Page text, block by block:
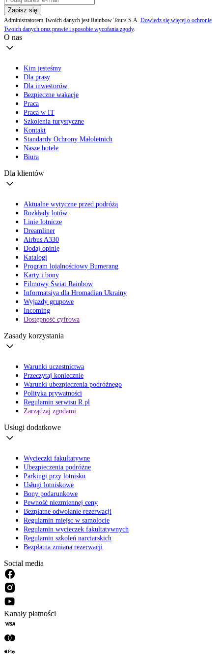
Zapisz się
Administratorem Twoich danych jest Rainbow Tours S.A. Dowiedz się więcej o ochronie
Twoich danych oraz prawie i sposobie wycofania zgody.
O nas
Kim jesteśmy
Dla prasy
Dla inwestorów
Bezpieczne wakacje
Praca
Praca w IT
Szkolenia turystyczne
Kontakt
Standardy Ochrony Małoletnich
Nasze hotele
Biura
Dla klientów
Aktualne wytyczne przed podróżą
Rozkłady lotów
Linie lotnicze
Dreamliner
Airbus A330
Dodaj opinię
Katalogi
Program lojalnościowy Bumerang
Karty i bony
Filmowy Świat Rainbow
Informatsiya dla Hromadian Ukrainy
Wyjazdy grupowe
Incoming
Dostępność cyfrowa
Zasady korzystania
Warunki uczestnictwa
Przeczytaj koniecznie
Warunki ubezpieczenia podróżnego
Polityka prywatności
Regulamin serwisu R.pl
Zarządzaj zgodami
Usługi dodatkowe
Wycieczki fakultatywne
Ubezpieczenia podróżne
Parkingi przy lotnisku
Usługi lotniskowe
Bony podarunkowe
Pewność niezmiennej ceny
Bezpłatne odwołanie rezerwacji
Regulamin miejsc w samolocie
Regulamin wycieczek fakultatywnych
Regulamin szkoleń narciarskich
Bezpłatna zmiana rezerwacji
Social media
Kanały płatności